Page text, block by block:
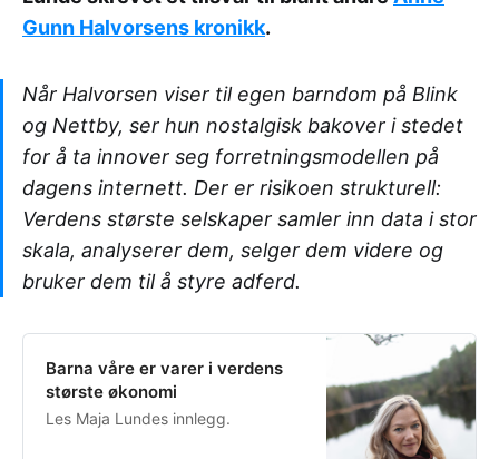
Gunn Halvorsens kronikk.
Når Halvorsen viser til egen barndom på Blink
og Nettby, ser hun nostalgisk bakover i stedet
for å ta innover seg forretningsmodellen på
dagens internett. Der er risikoen strukturell:
Verdens største selskaper samler inn data i stor
skala, analyserer dem, selger dem videre og
bruker dem til å styre adferd.
Barna våre er varer i verdens
største økonomi
Les Maja Lundes innlegg.